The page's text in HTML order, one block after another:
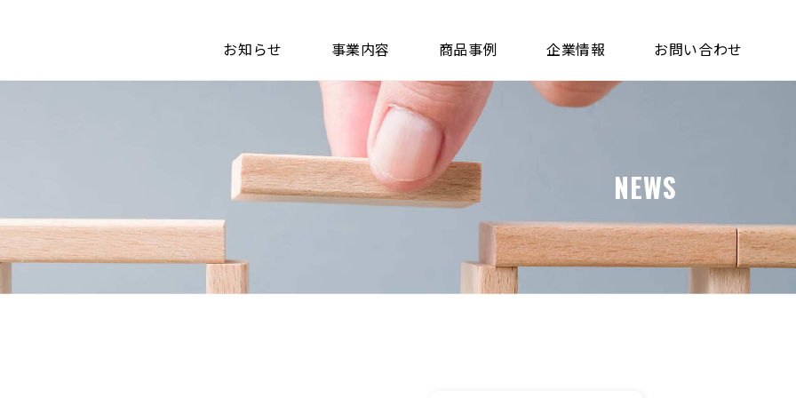
お知らせ 事業内容 商品事例 企業情報 お問い合わせ
NEWS